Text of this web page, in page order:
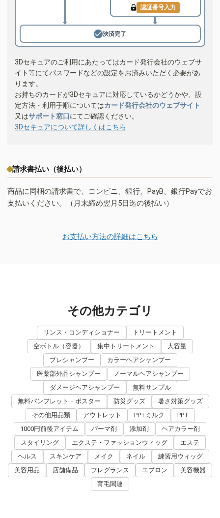
認証番号入力
決済完了
3Dセキュアのご利用にあたってはカード発行会社のウェブサ
イト等にてパスワードなどの設定をお済みいただく必要があ
ります。
お持ちのカードが3Dセキュアに対応しているかどうかや、設
定方法・利用手順についてはカード発行会社のウェブサイト
又はサポート窓口にてご確認ください。
3Dセキュアについて詳しくはこちら
請求書払い（後払い）
商品に同梱の請求書で、コンビニ、銀行、PayB、銀行Payでお
支払いください。（月末締め翌月5日迄の後払い）
お支払い方法の詳細はこちら
その他カテゴリ
リンス・コンディショナー
トリートメント
空ボトル（容器）
集中トリートメント
大容量
プレシャンプー
カラーヘアシャンプー
医薬部外品シャンプー
ノーマルヘアシャンプー
ダメージヘアシャンプー
無料サンプル
無料パンフレット・ポスター
防災グッズ
暑さ対策グッズ
その他用品類
アウトレット PPTミルク
PPT
1000円前後アイテム
パーマ剤 添加剤
ヘアカラー剤
スタイリング
エクステ・ファッションウィッグ
エステ
ヘルス
スキンケア メイク ネイル
練習用ウィッグ
美容用品
店舗備品 フレグランス エプロン
美容機器
育毛関連